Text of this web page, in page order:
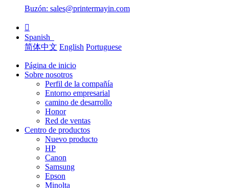
Buzón: sales@printermayin.com

Spanish
简体中文 English Portuguese
Página de inicio
Sobre nosotros
Perfil de la compañía
Entorno empresarial
camino de desarrollo
Honor
Red de ventas
Centro de productos
Nuevo producto
HP
Canon
Samsung
Epson
Minolta